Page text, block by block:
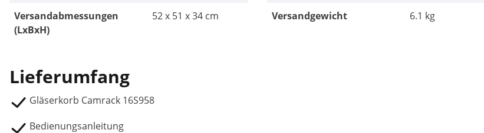
Versandabmessungen
(LxBxH)
52 x 51 x 34 cm Versandgewicht 6.1 kg
Lieferumfang
Gläserkorb Camrack 16S958
Bedienungsanleitung